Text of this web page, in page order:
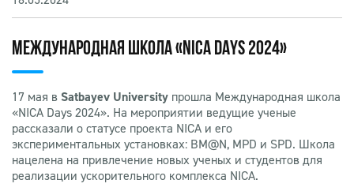
МЕЖДУНАРОДНАЯ ШКОЛА «NICA DAYS 2024»
17 мая вSatbayev University прошла Международная школа
«NICA Days 2024». На мероприятии ведущие ученые
рассказали о статусе проекта NICA и его
экспериментальных установках: BM@N, MPD и SPD. Школа
нацелена на привлечение новых ученых и студентов для
реализации ускорительного комплекса NICA.